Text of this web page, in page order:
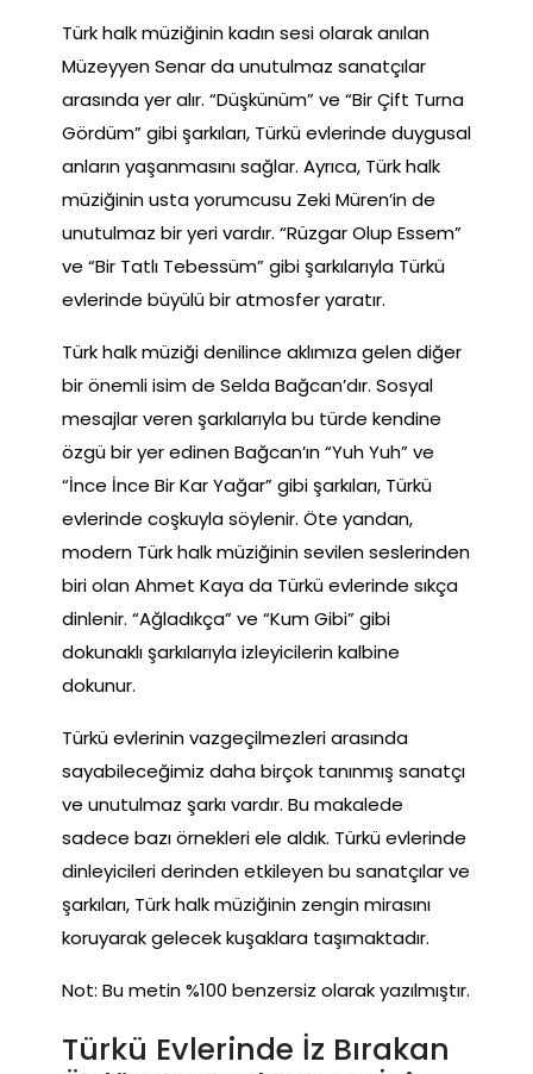
Türk halk müziğinin kadın sesi olarak anılan
Müzeyyen Senar da unutulmaz sanatçılar
arasında yer alır. “Düşkünüm” ve “Bir Çift Turna
Gördüm” gibi şarkıları, Türkü evlerinde duygusal
anların yaşanmasını sağlar. Ayrıca, Türk halk
müziğinin usta yorumcusu Zeki Müren’in de
unutulmaz bir yeri vardır. “Rüzgar Olup Essem”
ve “Bir Tatlı Tebessüm” gibi şarkılarıyla Türkü
evlerinde büyülü bir atmosfer yaratır.
Türk halk müziği denilince aklımıza gelen diğer
bir önemli isim de Selda Bağcan’dır. Sosyal
mesajlar veren şarkılarıyla bu türde kendine
özgü bir yer edinen Bağcan’ın “Yuh Yuh” ve
“İnce İnce Bir Kar Yağar” gibi şarkıları, Türkü
evlerinde coşkuyla söylenir. Öte yandan,
modern Türk halk müziğinin sevilen seslerinden
biri olan Ahmet Kaya da Türkü evlerinde sıkça
dinlenir. “Ağladıkça” ve “Kum Gibi” gibi
dokunaklı şarkılarıyla izleyicilerin kalbine
dokunur.
Türkü evlerinin vazgeçilmezleri arasında
sayabileceğimiz daha birçok tanınmış sanatçı
ve unutulmaz şarkı vardır. Bu makalede
sadece bazı örnekleri ele aldık. Türkü evlerinde
dinleyicileri derinden etkileyen bu sanatçılar ve
şarkıları, Türk halk müziğinin zengin mirasını
koruyarak gelecek kuşaklara taşımaktadır.
Not: Bu metin %100 benzersiz olarak yazılmıştır.
Türkü Evlerinde İz Bırakan